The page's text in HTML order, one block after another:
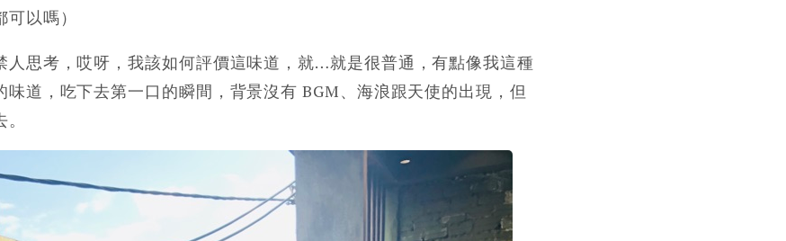
以嗎）
人思考，哎呀，我該如何評價這味道，就…就是很普通，有點像我這種
道，吃下去第一口的瞬間，背景沒有 BGM、海浪跟天使的出現，但